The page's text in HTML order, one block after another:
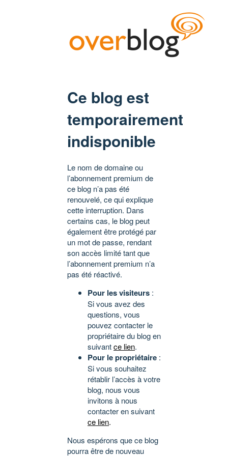
Ce blog est
temporairement
indisponible
Le nom de domaine ou
l’abonnement premium de
ce blog n’a pas été
renouvelé, ce qui explique
cette interruption. Dans
certains cas, le blog peut
également être protégé par
un mot de passe, rendant
son accès limité tant que
l’abonnement premium n’a
pas été réactivé.
Pour les visiteurs :
Si vous avez des
questions, vous
pouvez contacter le
propriétaire du blog en
suivantce lien.
Pour le propriétaire :
Si vous souhaitez
rétablir l’accès à votre
blog, nous vous
invitons à nous
contacter en suivant
ce lien.
Nous espérons que ce blog
pourra être de nouveau